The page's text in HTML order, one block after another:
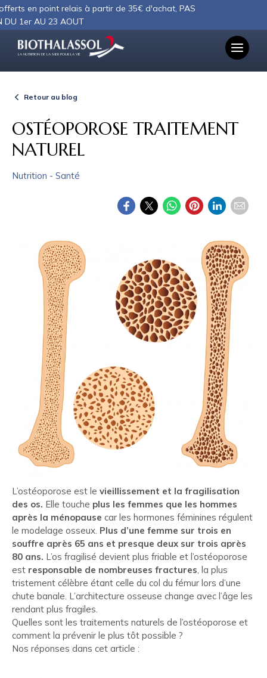
relais à partir de 35€ d'achat, PAS
23 AOUT
LA NUTRITION DE LA MER POUR LA VIE
Retour au blog
OSTÉOPOROSE TRAITEMENT
NATUREL
Nutrition - Santé
L’ostéoporose est le vieillissement et la fragilisation
des os. Elle touche plus les femmes que les hommes
après la ménopause car les hormones féminines régulent
le modelage osseux. Plus d’une femme sur trois en
souffre après 65 ans et presque deux sur trois après
80 ans. L’os fragilisé devient plus friable et l’ostéoporose
est responsable de nombreuses fractures, la plus
tristement célèbre étant celle du col du fémur lors d’une
chute banale. L’architecture osseuse change avec l’âge les
rendant plus fragiles.
Quelles sont les traitements naturels de l’ostéoporose et
comment la prévenir le plus tôt possible ?
Nos réponses dans cet article :
Panneau de gestion des cookies